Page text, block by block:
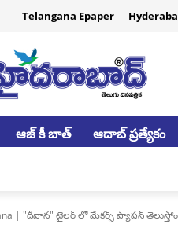
Telangana Epaper
ఆజ్ కీ బాత్ ఆదాబ్ ప్రత్యేకం
| "దీవాన" టైలర్ లో మేకర్స్ ప్యాషన్